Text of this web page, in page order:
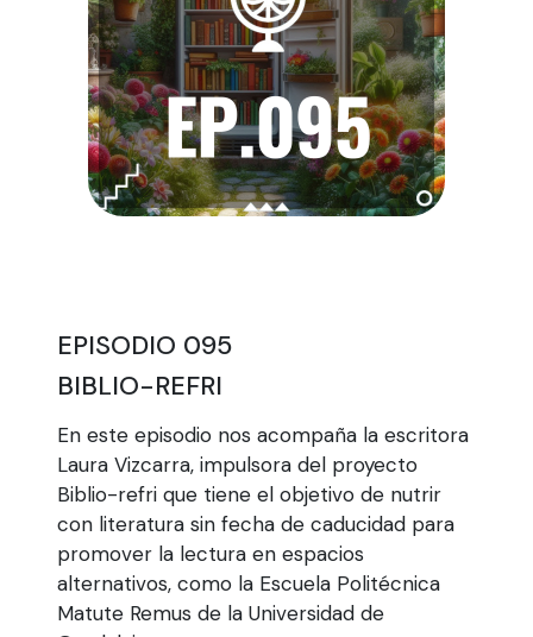
EPISODIO 095
BIBLIO-REFRI
En este episodio nos acompaña la escritora
Laura Vizcarra, impulsora del proyecto
Biblio-refri que tiene el objetivo de nutrir
con literatura sin fecha de caducidad para
promover la lectura en espacios
alternativos, como la Escuela Politécnica
Matute Remus de la Universidad de